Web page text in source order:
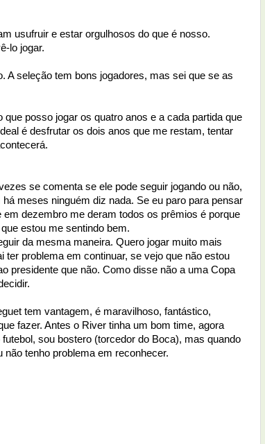
usufruir e estar orgulhosos do que é nosso.
lo jogar.
A seleção tem bons jogadores, mas sei que se as
posso jogar os quatro anos e a cada partida que
é desfrutar os dois anos que me restam, tentar
se comenta se ele pode seguir jogando ou não,
meses ninguém diz nada. Se eu paro para pensar
dezembro me deram todos os prêmios é porque
estou me sentindo bem.
da mesma maneira. Quero jogar muito mais
problema em continuar, se vejo que não estou
presidente que não. Como disse não a uma Copa
tem vantagem, é maravilhoso, fantástico,
fazer. Antes o River tinha um bom time, agora
sou bostero (torcedor do Boca), mas quando
não tenho problema em reconhecer.